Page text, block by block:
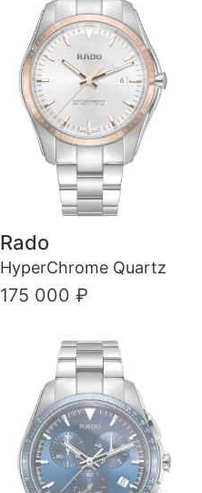
Rado
HyperChrome Quartz
175 000 ₽